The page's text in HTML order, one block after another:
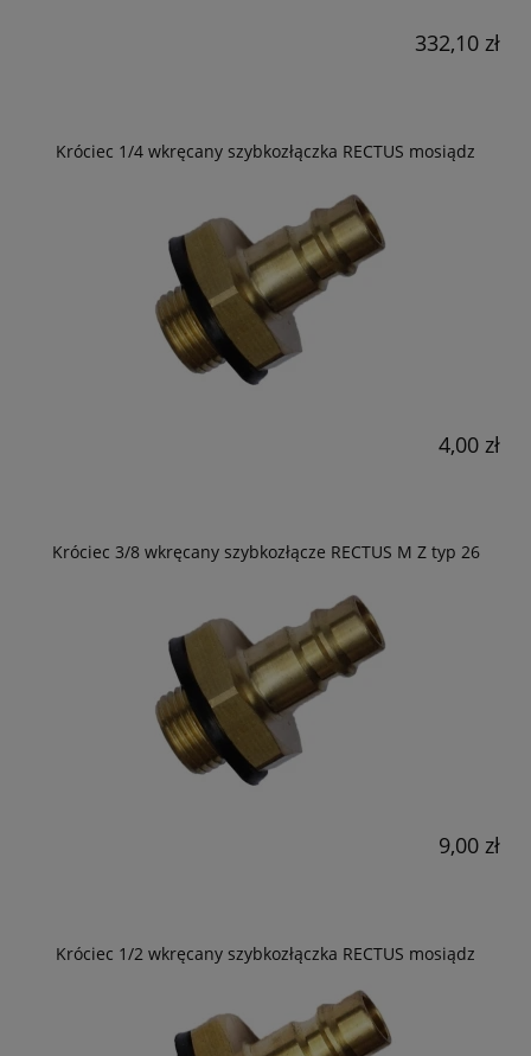
332,10 zł
Króciec 1/4 wkręcany szybkozłączka RECTUS mosiądz
4,00 zł
Króciec 3/8 wkręcany szybkozłącze RECTUS M Z typ 26
9,00 zł
Króciec 1/2 wkręcany szybkozłączka RECTUS mosiądz